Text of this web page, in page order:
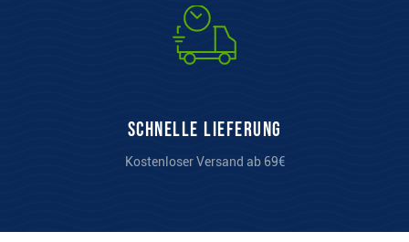
Schnelle Lieferung
Kostenloser Versand ab 69€